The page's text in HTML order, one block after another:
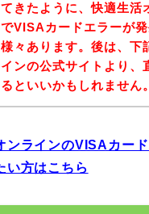
てきたように、快適生活
でVISAカードエラーが
様々あります。後は、下
インの公式サイトより、
るといいかもしれません。
ンラインのVISAカー
い方はこちら